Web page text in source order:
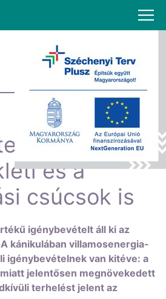
meg a
és a
csúcsok is
igénybevételt áll ki az
kánikulában villamosenergia-
igénybevételnek van kitéve: a
jelentősen megnövekedett
terhelést jelent az